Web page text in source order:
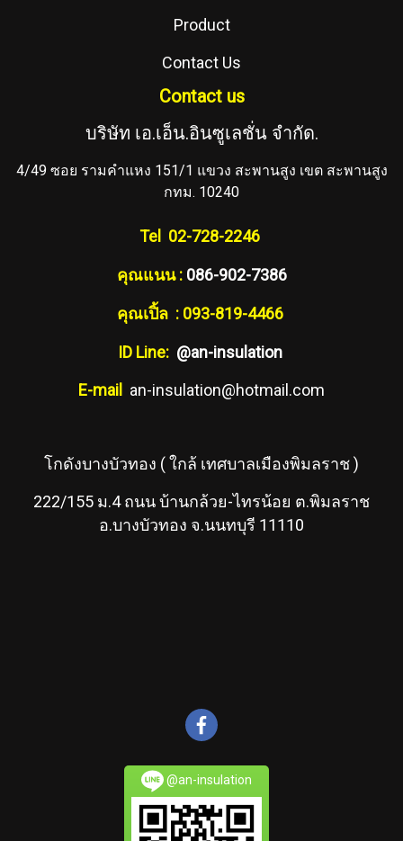
Product
Contact Us
Contact us
บริษัท เอ.เอ็น.อินซูเลชั่น จำกัด.
4/49 ซอย รามคำแหง 151/1 แขวง สะพานสูง เขต สะพานสูง
กทม. 10240
Tel 02-728-2246
คุณแนน : 086-902-7386
คุณเปิ้ล : 093-819-4466
ID Line: @an-insulation
E-mail an-insulation@hotmail.com
โกดังบางบัวทอง ( ใกล้ เทศบาลเมืองพิมลราช )
222/155 ม.4 ถนน บ้านกล้วย-ไทรน้อย ต.พิมลราช
อ.บางบัวทอง จ.นนทบุรี 11110
@an-insulation